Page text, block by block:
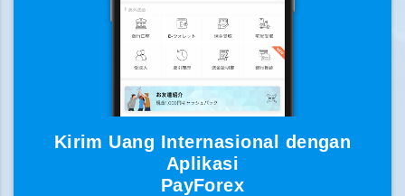
Kirim Uang Internasional dengan
Aplikasi
PayForex